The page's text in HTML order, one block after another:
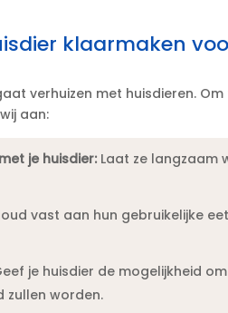
klaarmaken
verhuizen met huisdieren.​
aan:
je huisdier: Laat ze langzaam
vast aan hun gebruikelijke
je huisdier de mogelijkheid
zullen worden.​